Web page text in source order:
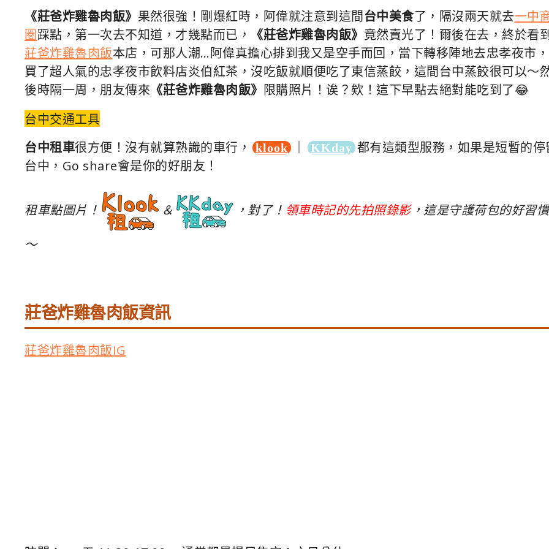
《莊爸炸雞魯肉飯》 果然很強！剛爆紅時，阿偉就注意到這間台中美食了，隔沒兩天就去一中
圈踩點，第一次去不知道，才幾點而已， 《莊爸炸雞魯肉飯》 竟然賣光了！爾後在去，終於看
莊爸炸雞魯肉飯本店，可那人潮…阿偉真擔心排到我又是空手而回，當下轉移陣地去忠孝夜市，
買了超人氣的忠孝夜市飲料店炎伯紅茶，沒吃飯就順便吃了東信蒸餃，這間台中蒸餃很可以～
後時隔一周，朋友傳來 《莊爸炸雞魯肉飯》 限購照片！诶？欸！這下早點去絕對能吃到了😂
台中交通工具
台中租車很方便！沒有就算熟識的車行， klook KKday 都有這類型服務，如果是短暫的停
台中，Go share會是你的好朋友！
租車點圖片！ ＆ ，對了！ 領車時記的先拍照錄影，這是守護荷包的好習慣
～
莊爸炸雞魯肉飯資訊
莊爸炸雞魯肉飯IG